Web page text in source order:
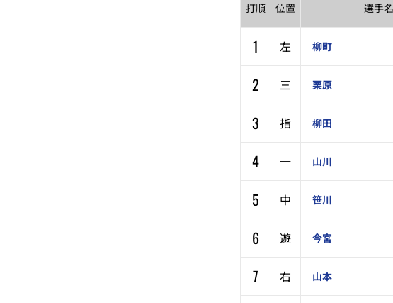
打順 位置 選手名
1 左 柳町
2
三 栗原
3
指 柳田
4
一 山川
5
中 笹川
6
遊 今宮
7
右 山本